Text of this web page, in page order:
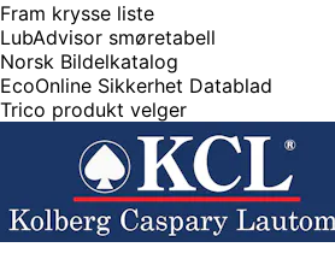
Fram krysse liste
LubAdvisor smøretabell
Norsk Bildelkatalog
EcoOnline Sikkerhet Datablad
Trico produkt velger